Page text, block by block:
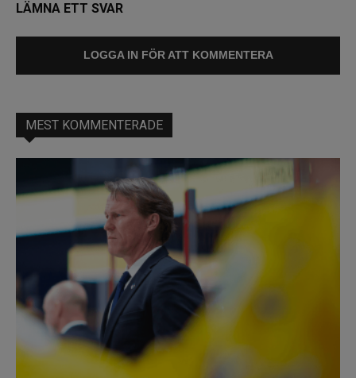
LÄMNA ETT SVAR
LOGGA IN FÖR ATT KOMMENTERA
MEST KOMMENTERADE